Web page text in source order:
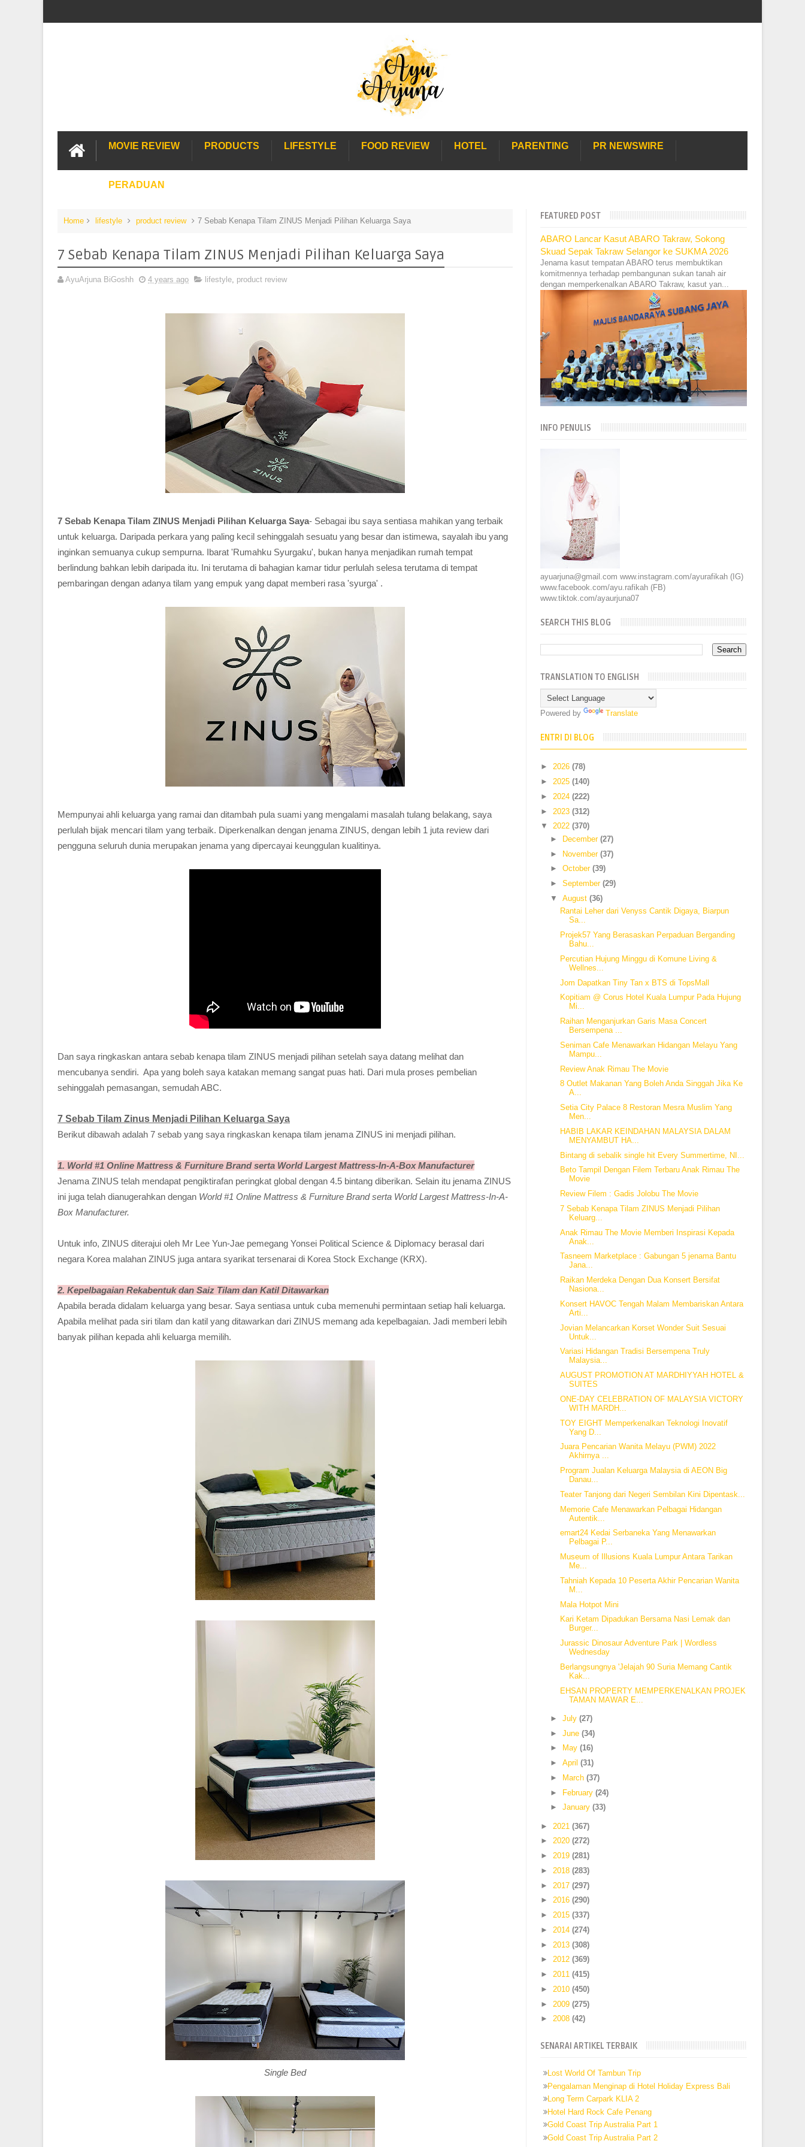
MOVIE REVIEW PRODUCTS LIFESTYLE FOOD REVIEW HOTEL PARENTING PR NEWSWIRE
PERADUAN
Home lifestyle product review 7 Sebab Kenapa Tilam ZINUS Menjadi Pilihan Keluarga Saya
7 Sebab Kenapa Tilam ZINUS Menjadi Pilihan Keluarga Saya
AyuArjuna BiGoshh 4 years ago lifestyle, product review
7 Sebab Kenapa Tilam ZINUS Menjadi Pilihan Keluarga Saya- Sebagai ibu saya sentiasa mahikan yang terbaik
untuk keluarga. Daripada perkara yang paling kecil sehinggalah sesuatu yang besar dan istimewa, sayalah ibu yang
inginkan semuanya cukup sempurna. Ibarat 'Rumahku Syurgaku', bukan hanya menjadikan rumah tempat
berlindung bahkan lebih daripada itu. Ini terutama di bahagian kamar tidur perlulah selesa terutama di tempat
pembaringan dengan adanya tilam yang empuk yang dapat memberi rasa 'syurga' .
Mempunyai ahli keluarga yang ramai dan ditambah pula suami yang mengalami masalah tulang belakang, saya
perlulah bijak mencari tilam yang terbaik. Diperkenalkan dengan jenama ZINUS, dengan lebih 1 juta review dari
pengguna seluruh dunia merupakan jenama yang dipercayai keunggulan kualitinya.
Dan saya ringkaskan antara sebab kenapa tilam ZINUS menjadi pilihan setelah saya datang melihat dan
mencubanya sendiri. Apa yang boleh saya katakan memang sangat puas hati. Dari mula proses pembelian
sehinggalah pemasangan, semudah ABC.
7 Sebab Tilam Zinus Menjadi Pilihan Keluarga Saya
Berikut dibawah adalah 7 sebab yang saya ringkaskan kenapa tilam jenama ZINUS ini menjadi pilihan.
1. World #1 Online Mattress & Furniture Brand serta World Largest Mattress-In-A-Box Manufacturer
Jenama ZINUS telah mendapat pengiktirafan peringkat global dengan 4.5 bintang diberikan. Selain itu jenama ZINUS
ini juga telah dianugerahkan dengan World #1 Online Mattress & Furniture Brand serta World Largest Mattress-In-A-
Box Manufacturer.
Untuk info, ZINUS diterajui oleh Mr Lee Yun-Jae pemegang Yonsei Political Science & Diplomacy berasal dari
negara Korea malahan ZINUS juga antara syarikat tersenarai di Korea Stock Exchange (KRX).
2. Kepelbagaian Rekabentuk dan Saiz Tilam dan Katil Ditawarkan
Apabila berada didalam keluarga yang besar. Saya sentiasa untuk cuba memenuhi permintaan setiap hali keluarga.
Apabila melihat pada siri tilam dan katil yang ditawarkan dari ZINUS memang ada kepelbagaian. Jadi memberi lebih
banyak pilihan kepada ahli keluarga memilih.
Single Bed
FEATURED POST
ABARO Lancar Kasut ABARO Takraw, Sokong
Skuad Sepak Takraw Selangor ke SUKMA 2026
Jenama kasut tempatan ABARO terus membuktikan
komitmennya terhadap pembangunan sukan tanah air
dengan memperkenalkan ABARO Takraw, kasut yan...
INFO PENULIS
ayuarjuna@gmail.com www.instagram.com/ayurafikah (IG)
www.facebook.com/ayu.rafikah (FB)
www.tiktok.com/ayaurjuna07
SEARCH THIS BLOG
TRANSLATION TO ENGLISH
Powered by Translate
ENTRI DI BLOG
►2026(78)
►2025(140)
► 2024(222)
► 2023(312)
▼2022(370)
►
December (27)
► November (37)
► October (39)
► September (29)
▼ August (36)
Rantai Leher dari Venyss Cantik Digaya, Biarpun
Sa...
Projek57 Yang Berasaskan Perpaduan Berganding
Bahu...
Percutian Hujung Minggu di Komune Living &
Wellnes...
Jom Dapatkan Tiny Tan x BTS di TopsMall
Kopitiam @ Corus Hotel Kuala Lumpur Pada Hujung
Mi...
Raihan Menganjurkan Garis Masa Concert
Bersempena ...
Seniman Cafe Menawarkan Hidangan Melayu Yang
Mampu...
Review Anak Rimau The Movie
8 Outlet Makanan Yang Boleh Anda Singgah Jika Ke
A...
Setia City Palace 8 Restoran Mesra Muslim Yang
Men...
HABIB LAKAR KEINDAHAN MALAYSIA DALAM
MENYAMBUT HA...
Bintang di sebalik single hit Every Summertime, NI...
Beto Tampil Dengan Filem Terbaru Anak Rimau The
Movie
Review Filem : Gadis Jolobu The Movie
7 Sebab Kenapa Tilam ZINUS Menjadi Pilihan
Keluarg...
Anak Rimau The Movie Memberi Inspirasi Kepada
Anak...
Tasneem Marketplace : Gabungan 5 jenama Bantu
Jana...
Raikan Merdeka Dengan Dua Konsert Bersifat
Nasiona...
Konsert HAVOC Tengah Malam Membariskan Antara
Arti...
Jovian Melancarkan Korset Wonder Suit Sesuai
Untuk...
Variasi Hidangan Tradisi Bersempena Truly
Malaysia...
AUGUST PROMOTION AT MARDHIYYAH HOTEL &
SUITES
ONE-DAY CELEBRATION OF MALAYSIA VICTORY
WITH MARDH...
TOY EIGHT Memperkenalkan Teknologi Inovatif
Yang D...
Juara Pencarian Wanita Melayu (PWM) 2022
Akhirnya ...
Program Jualan Keluarga Malaysia di AEON Big
Danau...
Teater Tanjong dari Negeri Sembilan Kini Dipentask...
Memorie Cafe Menawarkan Pelbagai Hidangan
Autentik...
emart24 Kedai Serbaneka Yang Menawarkan
Pelbagai P...
Museum of Illusions Kuala Lumpur Antara Tarikan
Me...
Tahniah Kepada 10 Peserta Akhir Pencarian Wanita
M...
Mala Hotpot Mini
Kari Ketam Dipadukan Bersama Nasi Lemak dan
Burger...
Jurassic Dinosaur Adventure Park | Wordless
Wednesday
Berlangsungnya 'Jelajah 90 Suria Memang Cantik
Kak...
EHSAN PROPERTY MEMPERKENALKAN PROJEK
TAMAN MAWAR E...
► July (27)
► June (34)
►
May (16)
► April (31)
►
March (37)
► February (24)
► January (33)
► 2021(367)
►2020(272)
►2019(281)
► 2018(283)
► 2017(297)
►2016(290)
►2015(337)
► 2014(274)
► 2013(308)
►2012(369)
►2011(415)
► 2010(450)
► 2009(275)
►2008(42)
SENARAI ARTIKEL TERBAIK
Lost World Of Tambun Trip
Pengalaman Menginap di Hotel Holiday Express Bali
Long Term Carpark KLIA 2
Hotel Hard Rock Cafe Penang
Gold Coast Trip Australia Part 1
Gold Coast Trip Australia Part 2